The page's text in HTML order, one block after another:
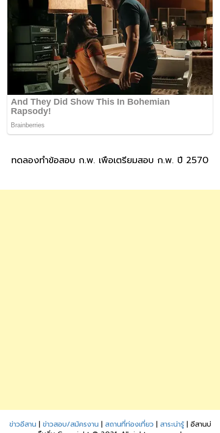
ทดลองทำข้อสอบ ก.พ. เพื่อเตรียมสอบ ก.พ. ปี 2570
ข่าวอีสาน | ข่าวสอบ/สมัครงาน | สถานที่ท่องเที่ยว | สาระน่ารู้| อีสานบ่